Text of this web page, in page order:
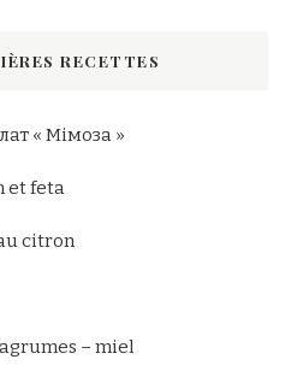
RECETTES
« Мімоза »
et feta
citron
– miel